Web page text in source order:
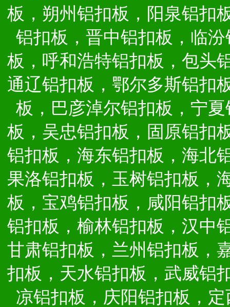
板，朔州铝扣板，阳泉铝扣
铝扣板，晋中铝扣板，临
板，呼和浩特铝扣板，包头
通辽铝扣板，鄂尔多斯铝扣
板，巴彦淖尔铝扣板，宁
板，吴忠铝扣板，固原铝扣
铝扣板，海东铝扣板，海北
果洛铝扣板，玉树铝扣板，
板，宝鸡铝扣板，咸阳铝扣
铝扣板，榆林铝扣板，汉中
甘肃铝扣板，兰州铝扣板，
扣板，天水铝扣板，武威铝
凉铝扣板，庆阳铝扣板，